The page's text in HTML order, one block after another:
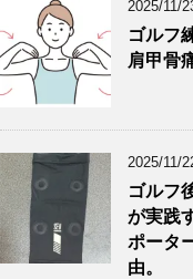
2025/11/
ゴルフ
肩甲骨
2025/11/
ゴルフ
が実践
ポータ
由。